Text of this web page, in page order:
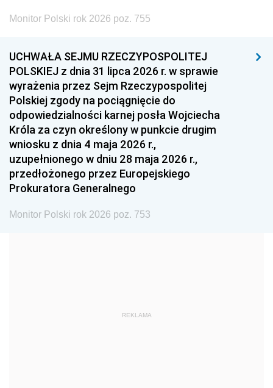
1996 1995 1994
1993 1992 1991
1990 1989
1987 1986 1985
1984 1983
1981 1980 1979
1978 1977
1975 1974
1959
Monitor Polski rok 2026 poz. 755
UCHWAŁA SEJMU RZECZYPOSPOLITEJ
POLSKIEJ z dnia 31 lipca 2026 r. w sprawie
wyrażenia przez Sejm Rzeczypospolitej
Polskiej zgody na pociągnięcie do
odpowiedzialności karnej posła Wojciecha
Króla za czyn określony w punkcie drugim
wniosku z dnia 4 maja 2026 r.,
uzupełnionego w dniu 28 maja 2026 r.,
przedłożonego przez Europejskiego
Prokuratora Generalnego
Monitor Polski rok 2026 poz. 753
REKLAMA